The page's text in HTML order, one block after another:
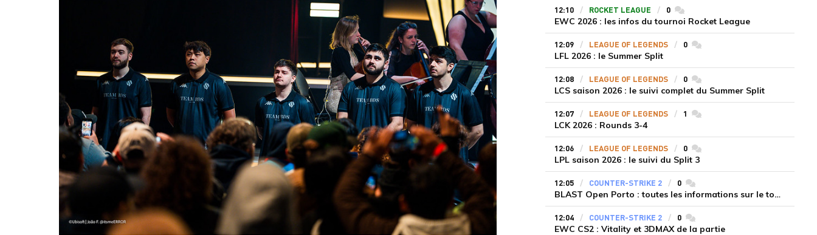
12:10 ROCKET LEAGUE 0commentaires
EWC 2026 : les infos du tournoi Rocket League
12:09 LEAGUE OF LEGENDS 0commentaires
LFL 2026 : le Summer Split
12:08 LEAGUE OF LEGENDS 0commentaires
LCS saison 2026 : le suivi complet du Summer Split
12:07 LEAGUE OF LEGENDS 1 commentaires
LCK 2026 : Rounds 3-4
12:06 LEAGUE OF LEGENDS 0commentaires
LPL saison 2026 : le suivi du Split 3
12:05 COUNTER-STRIKE 2 0commentaires
BLAST Open Porto : toutes les informations sur le tournoi
12:04 COUNTER-STRIKE 2 0commentaires
EWC CS2 : Vitality et 3DMAX de la partie